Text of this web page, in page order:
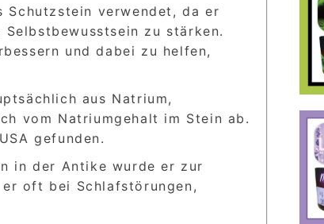
verwendet, da er
zu stärken.
und dabei zu helfen,
aus Natrium,
vom Natriumgehalt im Stein ab.
gefunden.
in der Antike wurde er zur
oft bei Schlafstörungen,